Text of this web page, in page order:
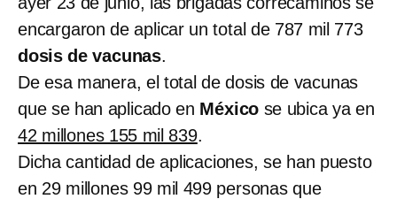
encargaron de aplicar un total de 787 mil 773
dosis de vacunas.
De esa manera, el total de dosis de vacunas
que se han aplicado en México se ubica ya en
42 millones 155 mil 839.
Dicha cantidad de aplicaciones, se han puesto
en 29 millones 99 mil 499 personas que